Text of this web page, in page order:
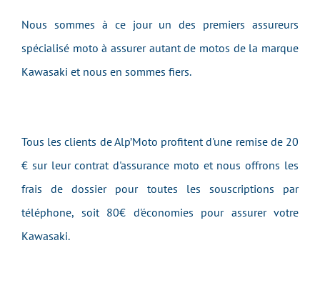
Nous sommes à ce jour un des premiers assureurs
spécialisé moto à assurer autant de motos de la marque
Kawasaki et nous en sommes fiers.
Tous les clients de Alp’Moto profitent d'une remise de 20
€ sur leur contrat d'assurance moto et nous offrons les
frais de dossier pour toutes les souscriptions par
téléphone, soit 80€ d'économies pour assurer votre
Kawasaki.